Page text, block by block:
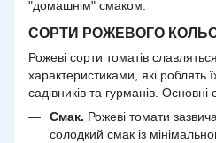
"домашнім" смаком.
СОРТИ РОЖЕВОГО
Рожеві сорти томатів
характеристиками, які роблять
садівників та гурманів. Основні
Смак. Рожеві томати
солодкий смак із